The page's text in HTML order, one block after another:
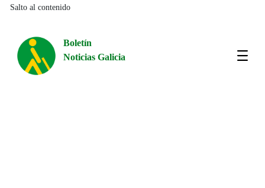
Salto al contenido
Boletín
Noticias Galicia